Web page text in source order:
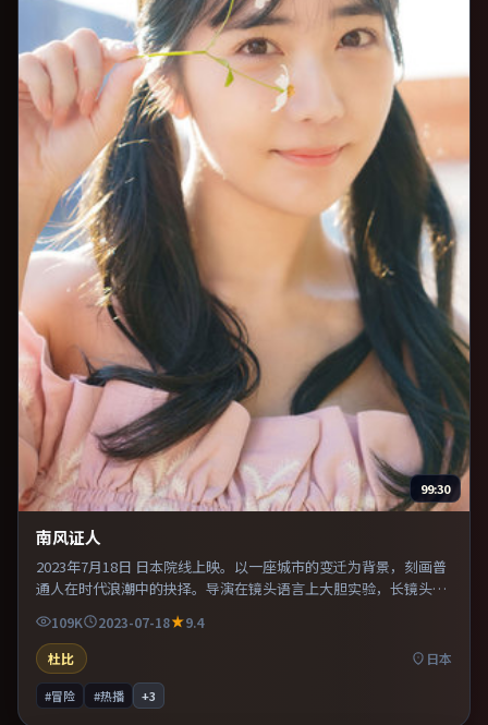
99:30
南风证人
2023年7月18日 日本院线上映。以一座城市的变迁为背景，刻画普
通人在时代浪潮中的抉择。导演在镜头语言上大胆实验，长镜头与
特写交替强化压迫感。片尾留白意味深长，值得二刷细品台词与构
图。
109K 2023-07-18
9.4
杜比
日本
#冒险 #热播 +3